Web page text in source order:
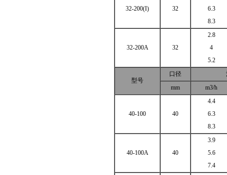
32-200(I) 32
6.3
8.3
32-200A 32
2.8
4
5.2
型号
口径
mm
m3/h
40-100 40
4.4
6.3
8.3
40-100A 40
3.9
5.6
7.4